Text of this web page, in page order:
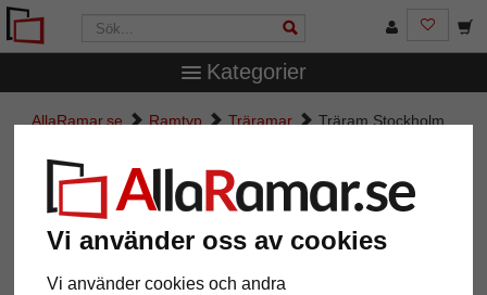
Vi använder oss av cookies
Vi använder cookies och andra
Kategorier
AllaRamar.se Ramtyp Träramar
Träram Stockholm
Träram Stockholm med
passepartout